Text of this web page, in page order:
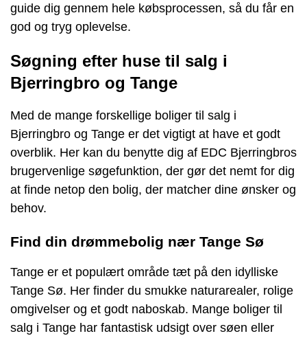
guide dig gennem hele købsprocessen, så du får en
god og tryg oplevelse.
Søgning efter huse til salg i
Bjerringbro og Tange
Med de mange forskellige boliger til salg i
Bjerringbro og Tange er det vigtigt at have et godt
overblik. Her kan du benytte dig af EDC Bjerringbros
brugervenlige søgefunktion, der gør det nemt for dig
at finde netop den bolig, der matcher dine ønsker og
behov.
Find din drømmebolig nær Tange Sø
Tange er et populært område tæt på den idylliske
Tange Sø. Her finder du smukke naturarealer, rolige
omgivelser og et godt naboskab. Mange boliger til
salg i Tange har fantastisk udsigt over søen eller